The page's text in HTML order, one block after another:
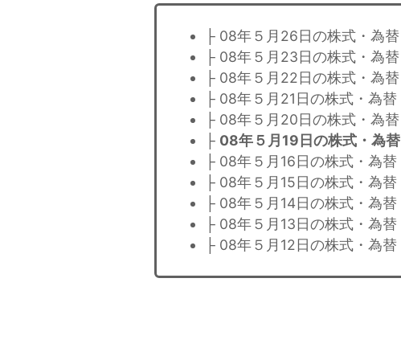
├ 08年５月26日の株式・為替
├ 08年５月23日の株式・為替
├ 08年５月22日の株式・為替
├ 08年５月21日の株式・為替
├ 08年５月20日の株式・為替
├ 08年５月19日の株式・為替
├ 08年５月16日の株式・為替
├ 08年５月15日の株式・為替
├ 08年５月14日の株式・為替
├ 08年５月13日の株式・為替
├ 08年５月12日の株式・為替